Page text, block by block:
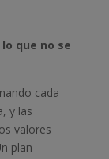
que no se
cada
y las
valores
plan